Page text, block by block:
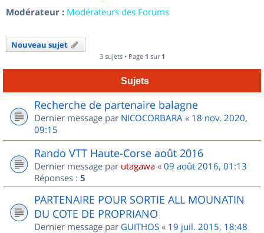
Modérateur : Modérateurs des Forums
Nouveau sujet
3 sujets • Page 1 sur 1
Sujets
Recherche de partenaire balagne
Dernier message par NICOCORBARA « 18 nov. 2020,
09:15
Rando VTT Haute-Corse août 2016
Dernier message par utagawa « 09 août 2016, 01:13
Réponses : 5
PARTENAIRE POUR SORTIE ALL MOUNATIN
DU COTE DE PROPRIANO
Dernier message par GUITHOS « 19 juil. 2015, 18:48